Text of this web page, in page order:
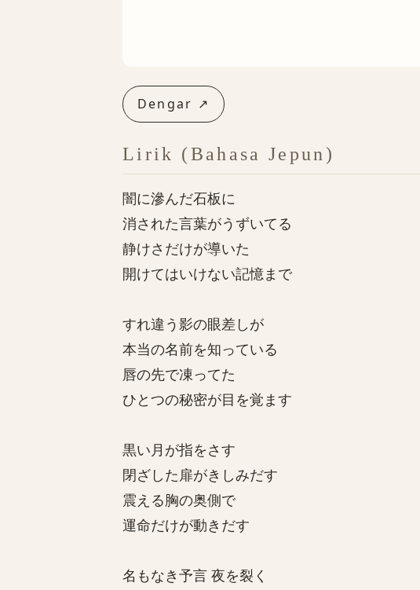
Dengar ↗
Lirik (Bahasa Jepun)
闇に滲んだ石板に
消された言葉がうずいてる
静けさだけが導いた
開けてはいけない記憶まで
すれ違う影の眼差しが
本当の名前を知っている
唇の先で凍ってた
ひとつの秘密が目を覚ます
黒い月が指をさす
閉ざした扉がきしみだす
震える胸の奥側で
運命だけが動きだす
名もなき予言 夜を裂く